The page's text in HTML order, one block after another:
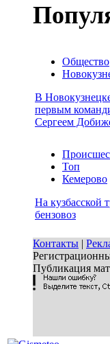
Общество
В
первым
Сергеем
Топ
Кемерово
На кузбасской
бензовоз
Контакты |
Публикация